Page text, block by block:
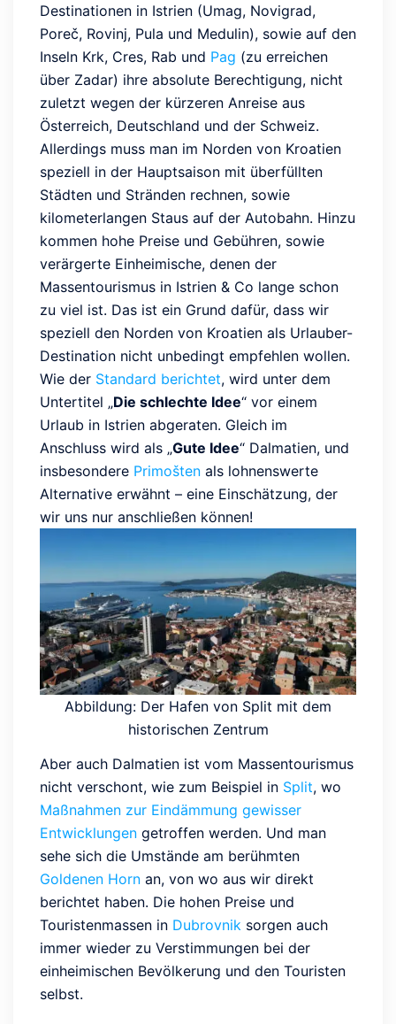
Destinationen in Istrien (Umag, Novigrad,
Poreč, Rovinj, Pula und Medulin), sowie auf den
Inseln Krk, Cres, Rab und Pag (zu erreichen
über Zadar) ihre absolute Berechtigung, nicht
zuletzt wegen der kürzeren Anreise aus
Österreich, Deutschland und der Schweiz.
Allerdings muss man im Norden von Kroatien
speziell in der Hauptsaison mit überfüllten
Städten und Stränden rechnen, sowie
kilometerlangen Staus auf der Autobahn. Hinzu
kommen hohe Preise und Gebühren, sowie
verärgerte Einheimische, denen der
Massentourismus in Istrien & Co lange schon
zu viel ist. Das ist ein Grund dafür, dass wir
speziell den Norden von Kroatien als Urlauber-
Destination nicht unbedingt empfehlen wollen.
Wie der Standard berichtet, wird unter dem
Untertitel „Die schlechte Idee“ vor einem
Urlaub in Istrien abgeraten. Gleich im
Anschluss wird als „Gute Idee“ Dalmatien, und
insbesondere Primošten als lohnenswerte
Alternative erwähnt – eine Einschätzung, der
wir uns nur anschließen können!
Abbildung: Der Hafen von Split mit dem
historischen Zentrum
Aber auch Dalmatien ist vom Massentourismus
nicht verschont, wie zum Beispiel in Split, wo
Maßnahmen zur Eindämmung gewisser
Entwicklungen getroffen werden. Und man
sehe sich die Umstände am berühmten
Goldenen Horn an, von wo aus wir direkt
berichtet haben. Die hohen Preise und
Touristenmassen in Dubrovnik sorgen auch
immer wieder zu Verstimmungen bei der
einheimischen Bevölkerung und den Touristen
selbst.